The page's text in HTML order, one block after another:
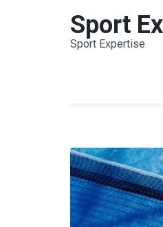
Sport
Sport Expertise